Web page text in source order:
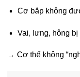
Cơ bắp không
Vai, lưng, hông
→ Cơ thể không